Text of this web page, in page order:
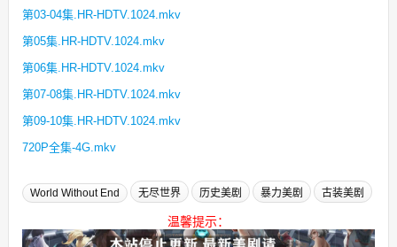
第03-04集.HR-HDTV.1024.mkv
第05集.HR-HDTV.1024.mkv
第06集.HR-HDTV.1024.mkv
第07-08集.HR-HDTV.1024.mkv
第09-10集.HR-HDTV.1024.mkv
720P全集-4G.mkv
World Without End 无尽世界 历史美剧 暴力美剧 古装美剧
温馨提示：